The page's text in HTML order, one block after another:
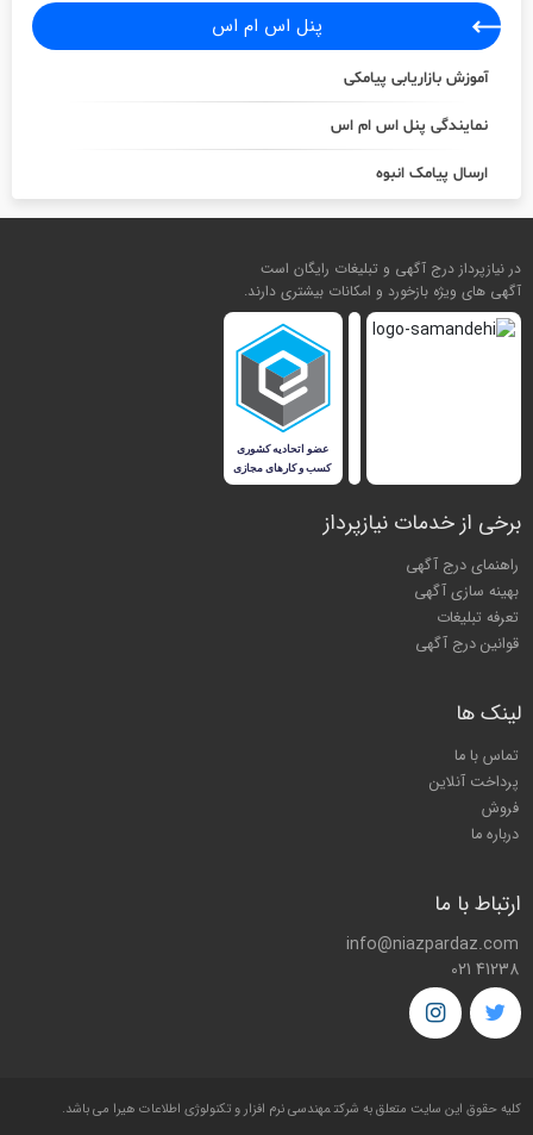
پنل اس ام اس
آموزش بازاریابی پیامکی
نمایندگی پنل اس ام اس
ارسال پیامک انبوه
در نیازپرداز درج آگهی و تبلیغات رایگان است
آگهی های ویژه بازخورد و امکانات بیشتری دارند.
برخی از خدمات نیازپرداز
راهنمای درج آگهی
بهینه سازی آگهی
تعرفه تبلیغات
قوانین درج آگهی
لینک ها
تماس با ما
پرداخت آنلاین
فروش
درباره ما
ارتباط با ما
info@niazpardaz.com
021 41238
کليه حقوق اين سايت متعلق به شرکتمهندسی نرم افزار و تکنولوژی اطلاعات هیرا می باشد.